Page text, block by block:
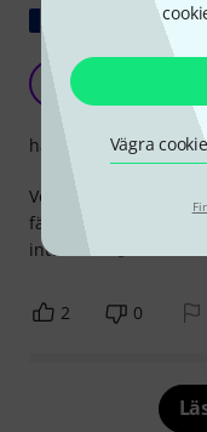
Vägra
Visa original
Verkligen väldigt
fästas på ett
intensitet. 👍
hantverkskvalitet
2 0